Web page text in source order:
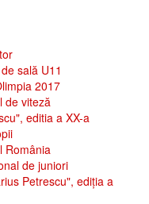
sală U11
2017
de viteză
editia a XX-a
România
de juniori
Petrescu", ediția a